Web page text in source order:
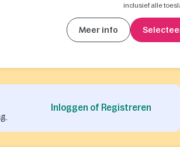
inclusief alle
Meer info
Inloggen of Registreren